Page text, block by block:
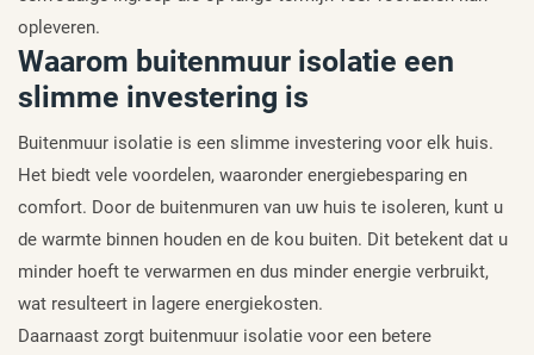
opleveren.
Waarom buitenmuur isolatie een
slimme investering is
Buitenmuur isolatie is een slimme investering voor elk huis.
Het biedt vele voordelen, waaronder energiebesparing en
comfort. Door de buitenmuren van uw huis te isoleren, kunt u
de warmte binnen houden en de kou buiten. Dit betekent dat u
minder hoeft te verwarmen en dus minder energie verbruikt,
wat resulteert in lagere energiekosten.
Daarnaast zorgt buitenmuur isolatie voor een betere